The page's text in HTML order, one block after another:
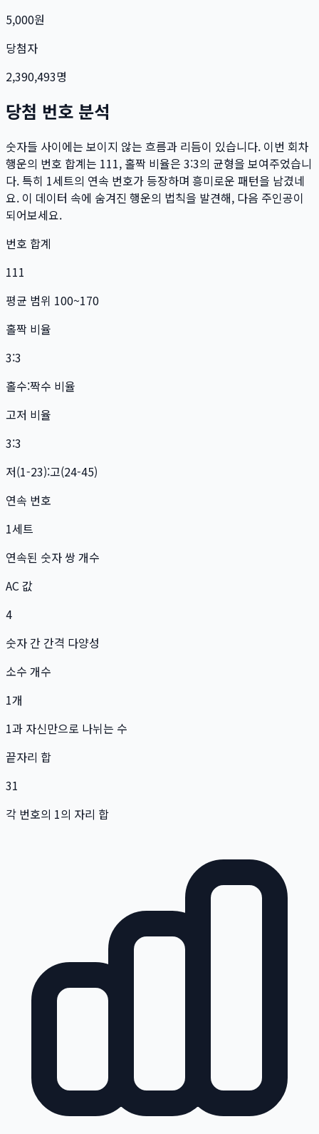
5,000원
당첨자
2,390,493명
당첨 번호 분석
숫자들 사이에는 보이지 않는 흐름과 리듬이 있습니다. 이번 회차
행운의 번호 합계는 111, 홀짝 비율은 3:3의 균형을 보여주었습니
다. 특히 1세트의 연속 번호가 등장하며 흥미로운 패턴을 남겼네
요. 이 데이터 속에 숨겨진 행운의 법칙을 발견해, 다음 주인공이
되어보세요.
번호 합계
111
평균 범위 100~170
홀짝 비율
3:3
홀수:짝수 비율
고저 비율
3:3
저(1-23):고(24-45)
연속 번호
1세트
연속된 숫자 쌍 개수
AC 값
4
숫자 간 간격 다양성
소수 개수
1개
1과 자신만으로 나뉘는 수
끝자리 합
31
각 번호의 1의 자리 합